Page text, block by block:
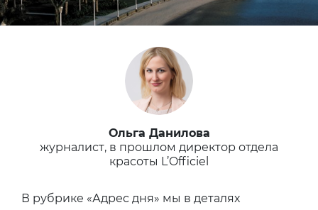
Ольга Данилова
журналист, в прошлом директор отдела
красоты L’Officiel
В рубрике «Адрес дня» мы в деталях